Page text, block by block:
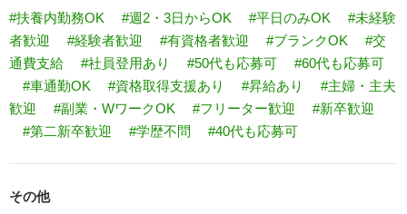
#扶養内勤務OK
#週2・3日からOK #平日のみOK
#未経験
者歓迎
#経験者歓迎 #有資格者歓迎 #ブランクOK
#交
通費支給
#社員登用あり #50代も応募可
#60代も応募可
#車通勤OK
#資格取得支援あり #昇給あり
#主婦・主夫
歓迎
#副業・WワークOK #フリーター歓迎
#新卒歓迎
#第二新卒歓迎
#学歴不問 #40代も応募可
その他